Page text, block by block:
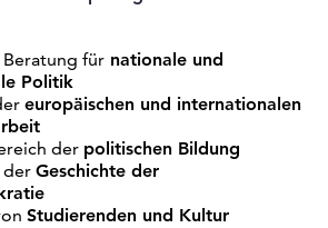
für nationale und
Politik
europäischen und internationalen
der politischen Bildung
der Geschichte der
Studierenden und Kultur